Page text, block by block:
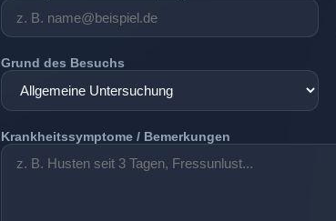
Grund des Besuchs
Krankheitssymptome / Bemerkungen